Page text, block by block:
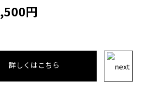
買取価格25,200円
詳しくはこちら